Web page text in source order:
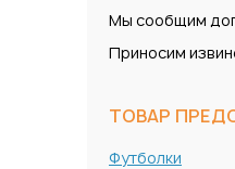
Мы сообщим
Приносим
ТОВАР
Футболки